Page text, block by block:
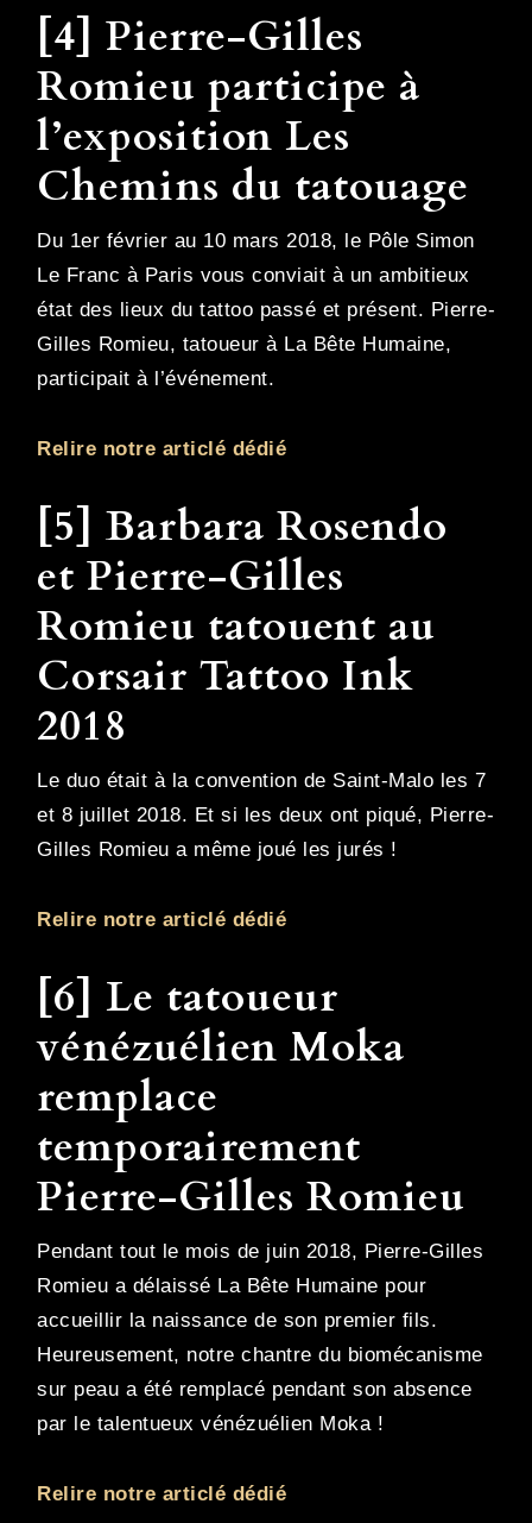
[4] Pierre-Gilles
Romieu participe à
l’exposition Les
Chemins du tatouage
Du 1er février au 10 mars 2018, le Pôle Simon
Le Franc à Paris vous conviait à un ambitieux
état des lieux du tattoo passé et présent. Pierre-
Gilles Romieu, tatoueur à La Bête Humaine,
participait à l’événement.
Relire notre articlé dédié
[5] Barbara Rosendo
et Pierre-Gilles
Romieu tatouent au
Corsair Tattoo Ink
2018
Le duo était à la convention de Saint-Malo les 7
et 8 juillet 2018. Et si les deux ont piqué, Pierre-
Gilles Romieu a même joué les jurés !
Relire notre articlé dédié
[6] Le tatoueur
vénézuélien Moka
remplace
temporairement
Pierre-Gilles Romieu
Pendant tout le mois de juin 2018, Pierre-Gilles
Romieu a délaissé La Bête Humaine pour
accueillir la naissance de son premier fils.
Heureusement, notre chantre du biomécanisme
sur peau a été remplacé pendant son absence
par le talentueux vénézuélien Moka !
Relire notre articlé dédié